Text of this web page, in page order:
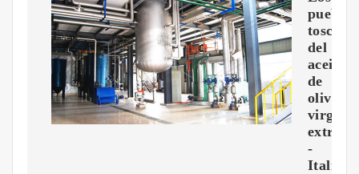
pueblos
del
aceite
de
oliva
virgen
extra
-
Italia.it